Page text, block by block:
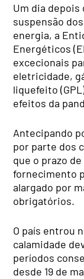
Um dia depois
suspensão
energia, a
Energéticos
excecionais
eletricidade,
liquefeito
efeitos da
Antecipando
por parte dos
que o prazo
fornecimento
alargado por
obrigatórios.
O país entrou
calamidade
períodos
desde 19 de